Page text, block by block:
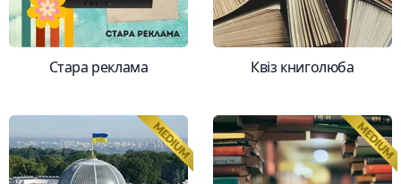
Стара реклама Квіз книголюба